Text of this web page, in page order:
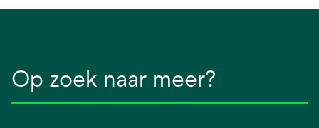
Op zoek naar meer?